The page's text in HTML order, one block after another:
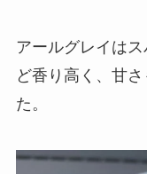
アールグレイは
ど香り高く、甘
た。